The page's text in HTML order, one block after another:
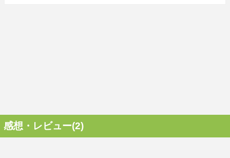
感想・レビュー(2)